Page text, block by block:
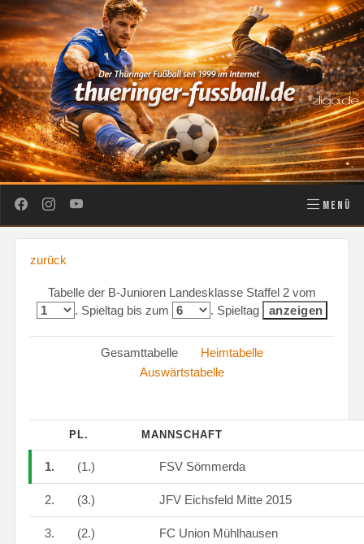
MENÜ
zurück
Tabelle der B-Junioren Landesklasse Staffel 2 vom
. Spieltag bis zum
. Spieltag
Gesamttabelle Heimtabelle
Auswärtstabelle
PL. MANNSCHAFT
1. (1.) FSV Sömmerda
2. (3.) JFV Eichsfeld Mitte 2015
3. (2.) FC Union Mühlhausen